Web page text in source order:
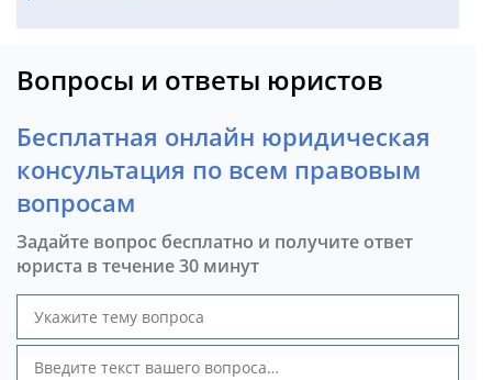
Вопросы и ответы юристов
Бесплатная онлайн юридическая
консультация по всем правовым
вопросам
Задайте вопрос бесплатно и получите ответ
юриста в течение 30 минут